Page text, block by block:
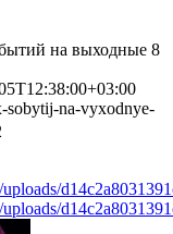
на выходные 8
sobytij-na-vyxodnye-